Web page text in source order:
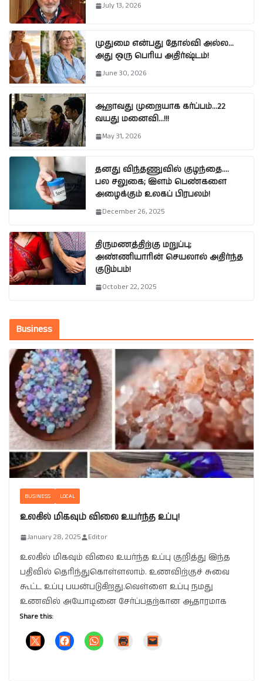
July 13, 2026
முதுமை என்பது தோல்வி அல்ல…
அது ஒரு பெரிய அதிர்ஷ்டம்!
June 30, 2026
ஆறாவது முறையாக கர்ப்பம்…22
வயது மனைவி…!!!
May 31, 2026
தனது விந்தணுவில் குழந்தை….
பல சலுகை; இளம் பெண்களை
அழைக்கும் உலகப் பிரபலம்!
December 26, 2025
திருமணத்திற்கு மறுப்பு;
அண்ணியாரின் செயலால் அதிர்ந்த
குடும்பம்!
October 22, 2025
Business
BUSINESS LOCAL
உலகில் மிகவும் விலை உயர்ந்த உப்பு!
January 28, 2025 Editor
உலகில் மிகவும் விலை உயர்ந்த உப்பு குறித்து இந்த
பதிவில் தெரிந்துகொள்ளலாம். உணவிற்குச் சுவை
கூட்ட உப்பு பயன்படுகிறது.வெள்ளை உப்பு நமது
உணவில் அயோடினை சேர்ப்பதற்கான ஆதாரமாக
Share this: